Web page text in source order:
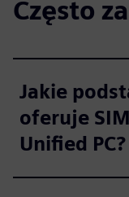
Często
Jakie
oferuje
Unified PC?